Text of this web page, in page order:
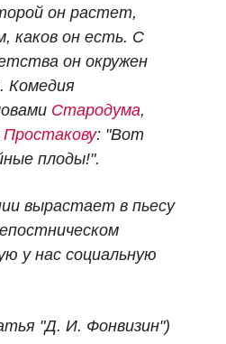
он растет,
каков он есть. С
он окружен
Комедия
Стародума,
Простакову: "Вот
плоды!".
вырастает в пьесу
у нас социальную
"Д. И. Фонвизин")